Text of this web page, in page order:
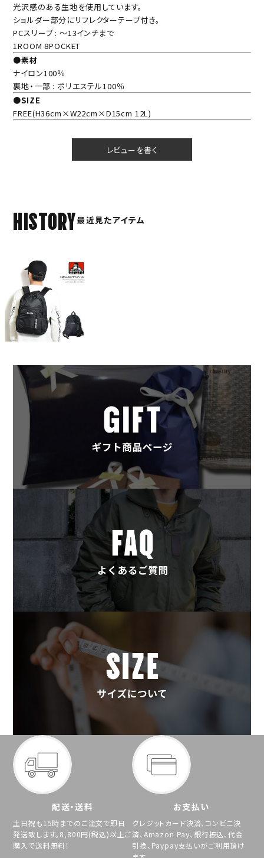
光沢感のある生地を使用しています。
ショルダー部分にリフレクターテープ付き。
PCスリーブ : ～13インチまで
1ROOM 8POCKET
●素材
ナイロン100％
裏地・一部 : ポリエステル100％
●SIZE
FREE(H36cm×W22cm×D15cm 12L)
レビューを書く
HISTORY最近見たアイテム
配送・送料
土日祝も15時までのご注文で即日
発送致します。8,800円(税込)以上ご
購入で送料無料！
お支払い
クレジットカード決済、コンビニ決
済、Amazon Pay、銀行振込、代金
引換、Paypay支払いがご利用頂け